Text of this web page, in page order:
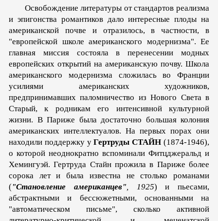
Освобождение литературы от стандартов реализма
и эпи­гонства романтиков дало интересные плоды на
американской почве и отразилось, в частности, в
"европейской школе аме­риканского модернизма". Ее
главная миссия состояла в пере­несении модных
европейских открытий на американскую почву. Школа
американского модернизма сложилась во Фран­ции
усилиями американских художников,
предпринимавших паломничество из Нового Света в
Старый, к родникам его интенсивной культурной
жизни. В Париже была достаточно большая колония
американских интеллектуалов. На первых порах они
находили поддержку уГертруды СТАЙН (1874-1946),
о которой неоднократно вспоминали Фитцджеральд и
Хемингуэй. Гертруда Стайн прожила в Париже более
сорока лет и была известна не столько романами
( "Становление аме­риканцев", 1925) и пьесами,
абстрактными и бессюжетными, основанными на
"автоматическом письме", сколько активной